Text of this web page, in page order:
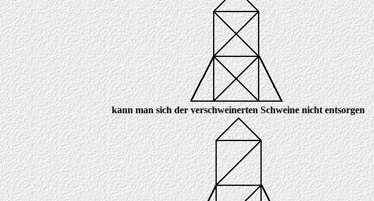
kann man sich der verschweinerten Schweine nicht entsorgen